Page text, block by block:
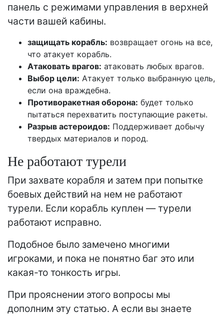
панель с режимами управления в верхней
части вашей кабины.
защищать корабль: возвращает огонь на все,
что атакует корабль.
Атаковать врагов: атаковать любых врагов.
Выбор цели: Атакует только выбранную цель,
если она враждебна.
Противоракетная оборона: будет только
пытаться перехватить поступающие ракеты.
Разрыв астероидов: Поддерживает добычу
твердых материалов и пород.
Не работают турели
При захвате корабля и затем при попытке
боевых действий на нем не работают
турели. Если корабль куплен — турели
работают исправно.
Подобное было замечено многими
игроками, и пока не понятно баг это или
какая-то тонкость игры.
При прояснении этого вопросы мы
дополним эту статью. А если вы знаете